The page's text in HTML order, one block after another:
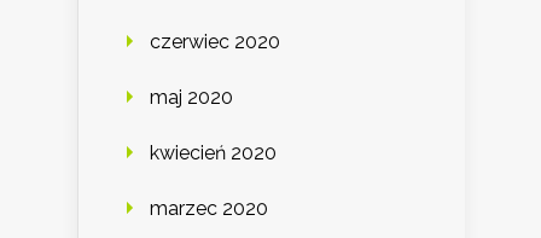
czerwiec 2020
maj 2020
kwiecień 2020
marzec 2020